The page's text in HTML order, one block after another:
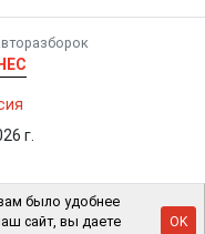
г.
было удобнее
сайт, вы даете
OK